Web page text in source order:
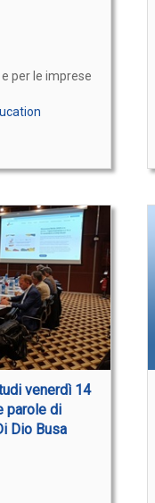
e per le imprese
venerdì 14
parole di
Dio Busa